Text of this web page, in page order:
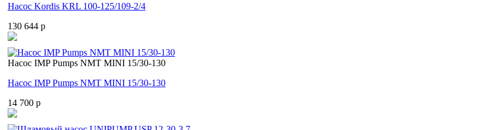
Насос Kordis KRL 100-125/109-2/4
130 644 p
Насос IMP Pumps NMT MINI 15/30-130
Насос IMP Pumps NMT MINI 15/30-130
14 700 p